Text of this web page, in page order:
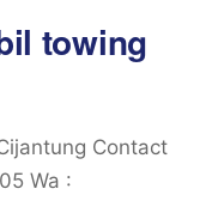
towing
Contact
Wa :